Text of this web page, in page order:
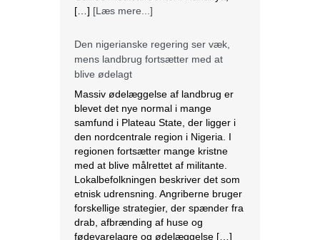
[…] [Læs mere...]
Den nigerianske regering ser væk,
mens landbrug fortsætter med at
blive ødelagt
Massiv ødelæggelse af landbrug er
blevet det nye normal i mange
samfund i Plateau State, der ligger i
den nordcentrale region i Nigeria. I
regionen fortsætter mange kristne
med at blive målrettet af militante.
Lokalbefolkningen beskriver det som
etnisk udrensning. Angriberne bruger
forskellige strategier, der spænder fra
drab, afbrænding af huse og
fødevarelagre og ødelæggelse […]